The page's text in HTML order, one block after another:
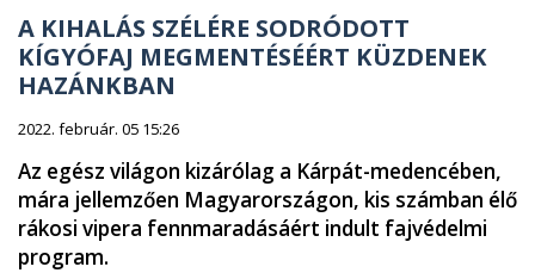
A KIHALÁS SZÉLÉRE SODRÓDOTT
KÍGYÓFAJ MEGMENTÉSÉÉRT KÜZDENEK
HAZÁNKBAN
2022. február. 05 15:26
Az egész világon kizárólag a Kárpát-medencében,
mára jellemzően Magyarországon, kis számban élő
rákosi vipera fennmaradásáért indult fajvédelmi
program.